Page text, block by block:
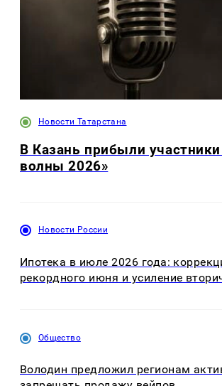
Новости Татарстана
В Казань прибыли
волны 2026»
Новости России
Ипотека в июле 2026 года:
рекордного июня и усиление
Общество
Володин предложил регионам